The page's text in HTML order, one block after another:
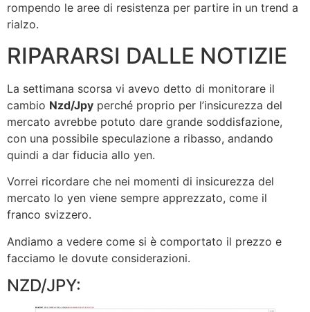
rompendo le aree di resistenza per partire in un trend a
rialzo.
RIPARARSI DALLE NOTIZIE
La settimana scorsa vi avevo detto di monitorare il
cambio Nzd/Jpy perché proprio per l’insicurezza del
mercato avrebbe potuto dare grande soddisfazione,
con una possibile speculazione a ribasso, andando
quindi a dar fiducia allo yen.
Vorrei ricordare che nei momenti di insicurezza del
mercato lo yen viene sempre apprezzato, come il
franco svizzero.
Andiamo a vedere come si è comportato il prezzo e
facciamo le dovute considerazioni.
NZD/JPY: